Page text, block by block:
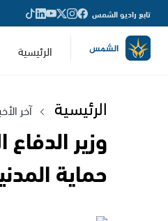
تابع راديو الشمس
الرئيسية
الرئيسية آخر
وزير
حماية